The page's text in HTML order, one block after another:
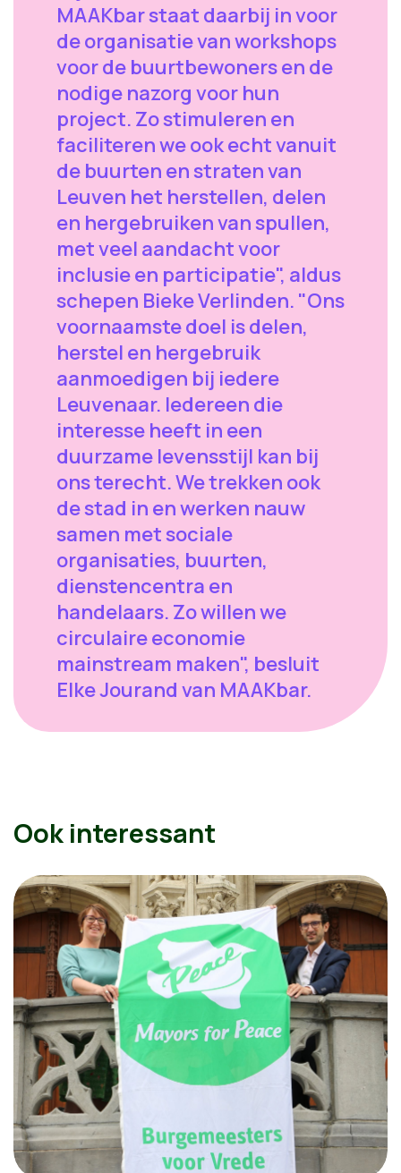
MAAKbar staat daarbij in voor
de organisatie van workshops
voor de buurtbewoners en de
nodige nazorg voor hun
project. Zo stimuleren en
faciliteren we ook echt vanuit
de buurten en straten van
Leuven het herstellen, delen
en hergebruiken van spullen,
met veel aandacht voor
inclusie en participatie", aldus
schepen Bieke Verlinden. "Ons
voornaamste doel is delen,
herstel en hergebruik
aanmoedigen bij iedere
Leuvenaar. Iedereen die
interesse heeft in een
duurzame levensstijl kan bij
ons terecht. We trekken ook
de stad in en werken nauw
samen met sociale
organisaties, buurten,
dienstencentra en
handelaars. Zo willen we
circulaire economie
mainstream maken", besluit
Elke Jourand van MAAKbar.
Ook interessant